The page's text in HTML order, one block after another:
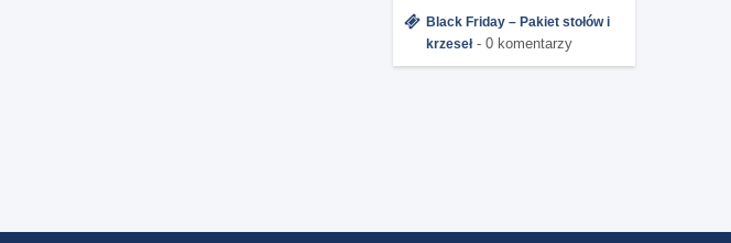
Black Friday – Pakiet stołów i
krzeseł- 0 komentarzy